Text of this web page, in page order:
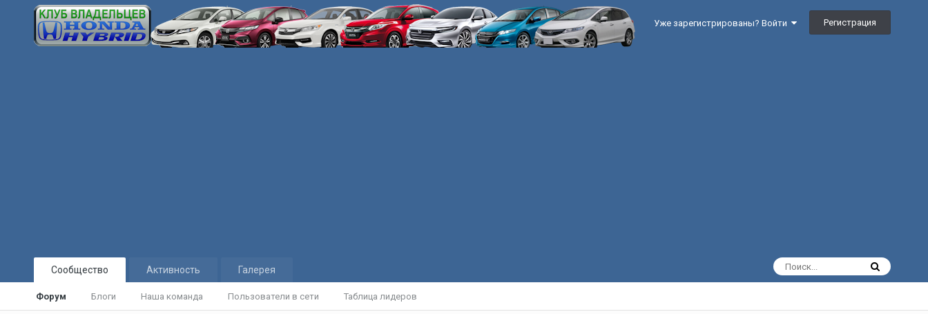
Уже зарегистрированы? Войти Регистрация
Сообщество
Форум Блоги Наша команда Пользователи в сети Таблица лидеров
Активность Галерея